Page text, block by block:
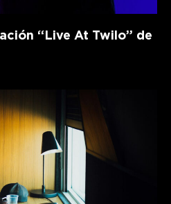
“Live At Twilo” de